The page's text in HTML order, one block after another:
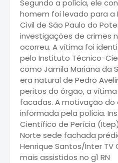
Segundo a polícia, ele
homem foi levado para a
Civil de São Paulo do
investigações de crimes
ocorreu. A vítima foi
pelo Instituto Técnico-
como Jamila Mariana da
era natural de Pedro
peritos do órgão, a
facadas. A motivação do
informada pela polícia.
Científico de Perícia
Norte sede fachada
Henrique Santos/Inter TV
mais assistidos no g1 RN